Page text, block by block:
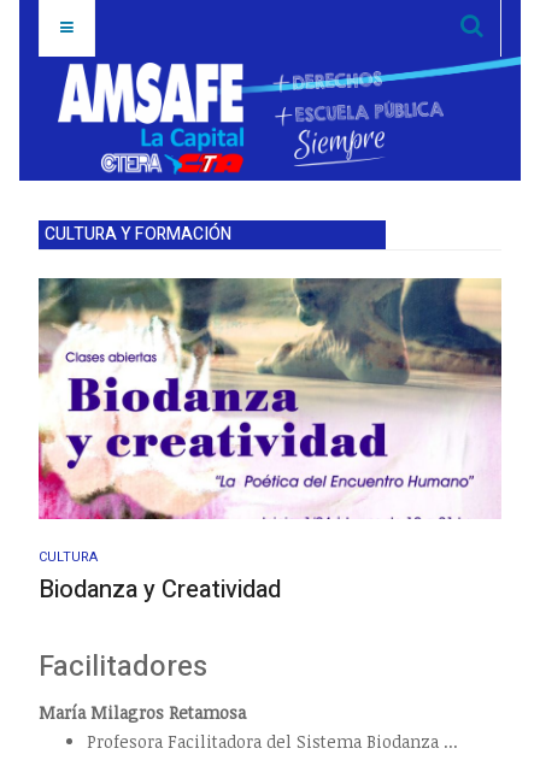
CULTURA Y FORMACIÓN
CULTURA
Biodanza y Creatividad
Facilitadores
María Milagros Retamosa
Profesora Facilitadora del Sistema Biodanza ...